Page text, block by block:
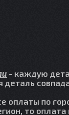
- каждую
деталь
оплаты по
то